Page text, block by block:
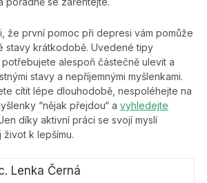
že první pomoc při depresi vám pomůže
stavy krátkodobě. Uvedené tipy
alespoň částečně ulevit a
stavy a nepříjemnými myšlenkami.
cítit lépe dlouhodobě, nespoléhejte na
“nějak přejdou“ a vyhledejte
díky aktivní práci se svojí myslí
k lepšímu.
Lenka Černá